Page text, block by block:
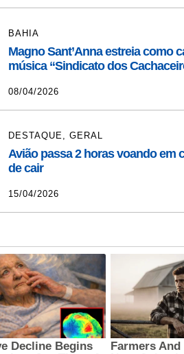
BAHIA
Magno Sant’Anna estreia como
música “Sindicato dos
08/04/2026
DESTAQUE,GERAL
Avião passa 2 horas voando em
de cair
15/04/2026